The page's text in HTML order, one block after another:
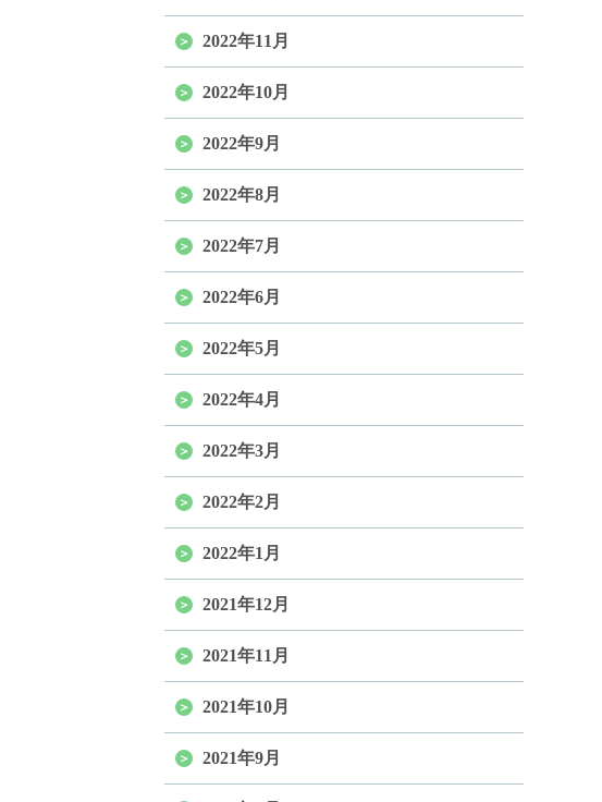
2022年11月
2022年10月
2022年9月
2022年8月
2022年7月
2022年6月
2022年5月
2022年4月
2022年3月
2022年2月
2022年1月
2021年12月
2021年11月
2021年10月
2021年9月